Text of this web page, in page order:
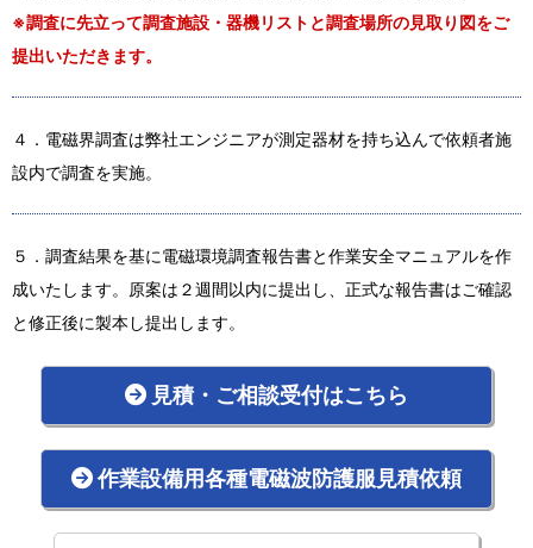
※調査に先立って調査施設・器機リストと調査場所の見取り図をご
提出いただきます。
４．電磁界調査は弊社エンジニアが測定器材を持ち込んで依頼者施
設内で調査を実施。
５．調査結果を基に電磁環境調査報告書と作業安全マニュアルを作
成いたします。原案は２週間以内に提出し、正式な報告書はご確認
と修正後に製本し提出します。
見積・ご相談受付はこちら
作業設備用各種電磁波防護服見積依頼